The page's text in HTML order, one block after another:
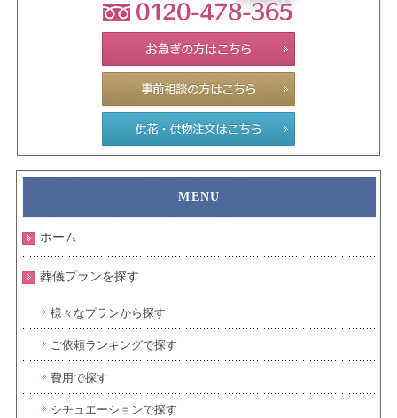
ホーム
葬儀プランを探す
様々なプランから探す
ご依頼ランキングで探す
費用で探す
シチュエーションで探す